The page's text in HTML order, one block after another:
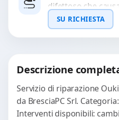
difettoso che
sonora o
e accessori....
SU RICHIESTA
Descrizione
Servizio di riparazione
da BresciaPC Srl.
Interventi disponibili: